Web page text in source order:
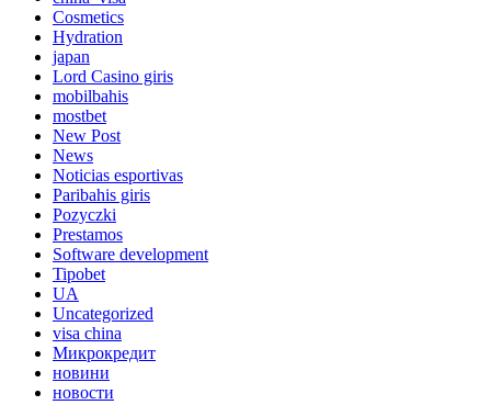
Cosmetics
Hydration
japan
Lord Сasino giris
mobilbahis
mostbet
New Post
News
Noticias esportivas
Paribahis giris
Pozyczki
Prestamos
Software development
Tipobet
UA
Uncategorized
visa china
Микрокредит
новини
новости